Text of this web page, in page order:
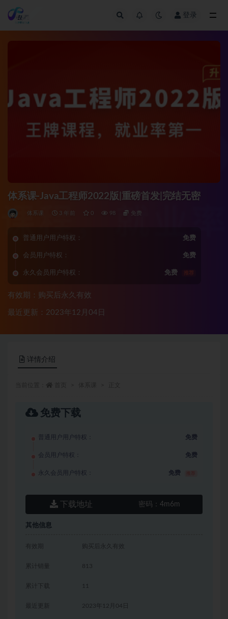
登录
体系课-Java工程师2022版|重磅首发|完结无密
体系课 3 年前 0 98 免费
普通用户用户特权： 免费
会员用户特权： 免费
永久会员用户特权： 免费 推荐
有效期：购买后永久有效
最近更新：2023年12月04日
详情介绍
免费下载
普通用户用户特权： 免费
会员用户特权： 免费
永久会员用户特权： 免费
下载地址 密码：4m6m
其他信息
有效期 购买后永久有效
累计销量 813
累计下载 11
2023年12月04日